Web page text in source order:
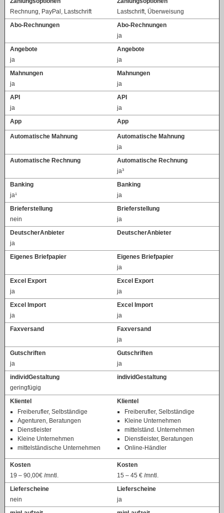
Rechnung, PayPal, Lastschrift
Lastschrift, Überweisung
Abo-Rechnungen
Abo-Rechnungen
ja
Angebote
ja
Angebote
ja
Mahnungen
ja
Mahnungen
ja
API
ja
API
ja
App
App
Automatische Mahnung
Automatische Mahnung
ja
Automatische Rechnung
Automatische Rechnung
ja³
Banking
ja¹
Banking
ja
Brieferstellung
nein
Brieferstellung
ja
DeutscherAnbieter
ja
DeutscherAnbieter
Eigenes Briefpapier
Eigenes Briefpapier
ja
Excel Export
ja
Excel Export
ja
Excel Import
ja
Excel Import
ja
Faxversand
Faxversand
ja
Gutschriften
ja
Gutschriften
ja
individGestaltung
geringfügig
individGestaltung
Klientel
Freiberufler, Selbständige
Agenturen, Beratungen
Dienstleister
Kleine Unternehmen
mittelständische Unternehmen
Klientel
Freiberufler, Selbständige
Kleine Unternehmen
mittelständ. Unternehmen
Dienstleister, Beratungen
Online-Händler
Kosten
19 – 90,00€ /mntl.
Kosten
15 – 45 € /mntl.
Lieferscheine
nein
Lieferscheine
ja